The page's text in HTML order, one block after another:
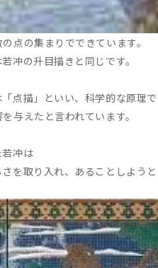
点の集まりでできています。
冲の升目描きと同じです。
点描」といい、科学的な原理で
与えたと言われています。
冲は
を取り入れ、あることしようと